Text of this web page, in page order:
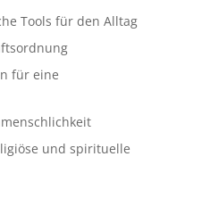
Tools für den Alltag
für eine
und spirituelle